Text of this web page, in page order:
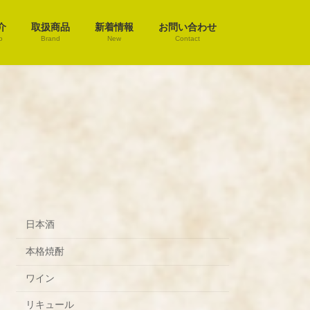
取扱商品
Brand
新着情報
New
お問い合わせ
Contact
日本酒
本格焼酎
ワイン
リキュール